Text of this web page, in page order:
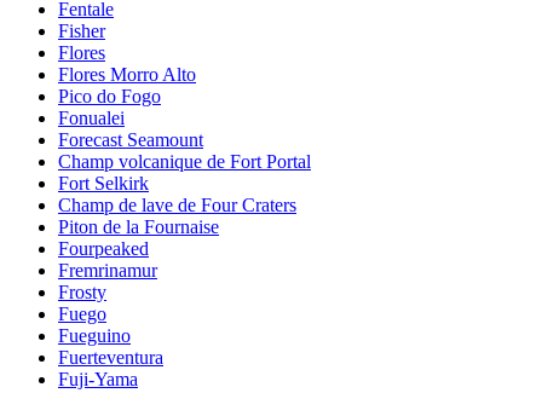
Fentale
Fisher
Flores
Flores Morro Alto
Pico do Fogo
Fonualei
Forecast Seamount
Champ volcanique de Fort Portal
Fort Selkirk
Champ de lave de Four Craters
Piton de la Fournaise
Fourpeaked
Fremrinamur
Frosty
Fuego
Fueguino
Fuerteventura
Fuji-Yama